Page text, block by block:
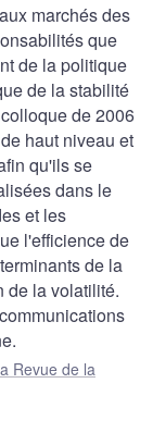
marchés des
que
de la politique
de la stabilité
de 2006
haut niveau et
qu'ils se
dans le
et les
l'efficience de
de la
de la volatilité.
Revue de la